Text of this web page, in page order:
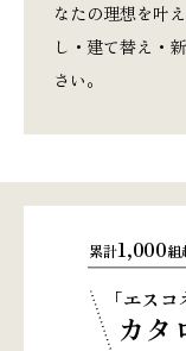
なたの理想を叶
し・建て替え・
さい。
累計1,000組
「エス
カタ